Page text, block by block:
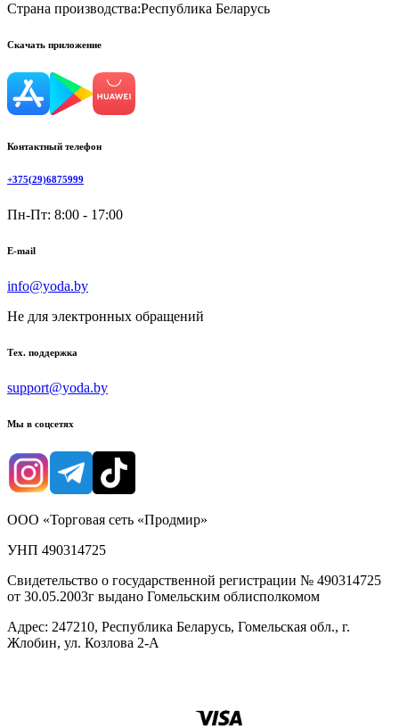
Страна производства:Республика Беларусь
Скачать приложение
Контактный телефон
+375(29)6875999
Пн-Пт: 8:00 - 17:00
E-mail
info@yoda.by
Не для электронных обращений
Тех. поддержка
support@yoda.by
Мы в соцсетях
ООО «Торговая сеть «Продмир»
УНП 490314725
Свидетельство о государственной регистрации № 490314725
от 30.05.2003г выдано Гомельским облисполкомом
Адрес: 247210, Республика Беларусь, Гомельская обл., г.
Жлобин, ул. Козлова 2-А